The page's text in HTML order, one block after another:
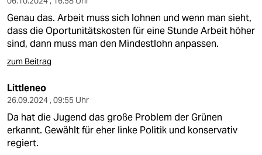
Genau das. Arbeit muss sich lohnen und wenn man sieht,
dass die Oportunitätskosten für eine Stunde Arbeit höher
sind, dann muss man den Mindestlohn anpassen.
zum Beitrag
Littleneo
26.09.2024 , 09:55 Uhr
Da hat die Jugend das große Problem der Grünen
erkannt. Gewählt für eher linke Politik und konservativ
regiert.